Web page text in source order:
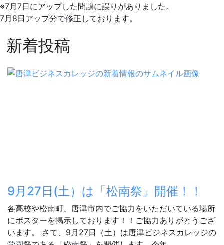
※7月7日にアップした問題に誤りがありました。
7月8日アップ分で修正しております。
新着投稿
9月27日(土）は「松南祭」開催！！
各高校や松南町、唐津市内でご協力をいただいている場所
にポスターを掲示しております！！ご協力ありがとうござ
います。 さて、9月27日（土）は唐津ビジネスカレッジの